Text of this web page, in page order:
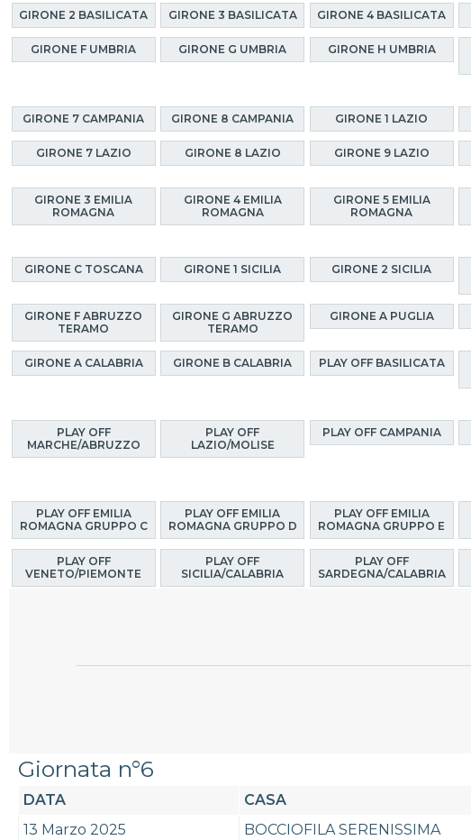
GIRONE 2 BASILICATA GIRONE 3 BASILICATA GIRONE 4 BASILICATA
GIRONE F UMBRIA GIRONE G UMBRIA GIRONE H UMBRIA
GIRONE 7 CAMPANIA GIRONE 8 CAMPANIA GIRONE 1 LAZIO
GIRONE 7 LAZIO GIRONE 8 LAZIO GIRONE 9 LAZIO
GIRONE 3 EMILIA
ROMAGNA
GIRONE 4 EMILIA
ROMAGNA
GIRONE 5 EMILIA
ROMAGNA
GIRONE C TOSCANA GIRONE 1 SICILIA GIRONE 2 SICILIA
GIRONE F ABRUZZO
TERAMO
GIRONE G ABRUZZO
TERAMO
GIRONE A PUGLIA
GIRONE A CALABRIA GIRONE B CALABRIA PLAY OFF BASILICATA
PLAY OFF
MARCHE/ABRUZZO
PLAY OFF
LAZIO/MOLISE
PLAY OFF CAMPANIA
PLAY OFF EMILIA
ROMAGNA GRUPPO C
PLAY OFF EMILIA
ROMAGNA GRUPPO D
PLAY OFF EMILIA
ROMAGNA GRUPPO E
PLAY OFF
VENETO/PIEMONTE
PLAY OFF
SICILIA/CALABRIA
PLAY OFF
SARDEGNA/CALABRIA
Giornata n°6
DATA CASA
13 Marzo 2025
BOCCIOFILA SERENISSIMA